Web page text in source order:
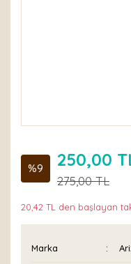
%9 250,00
275,00 TL
20,42 TL den başlayan
Marka